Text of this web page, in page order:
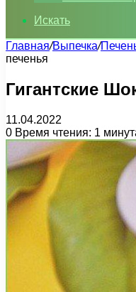
Искать
Главная/Выпечка/
печенья
Гигантские
11.04.2022
0 Время чтения: 1